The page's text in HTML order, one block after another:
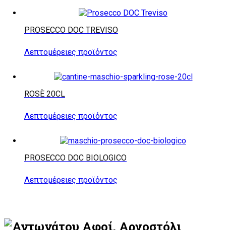
PROSECCO DOC TREVISO
Λεπτομέρειες προϊόντος
ROSÈ 20CL
Λεπτομέρειες προϊόντος
PROSECCO DOC BIOLOGICO
Λεπτομέρειες προϊόντος